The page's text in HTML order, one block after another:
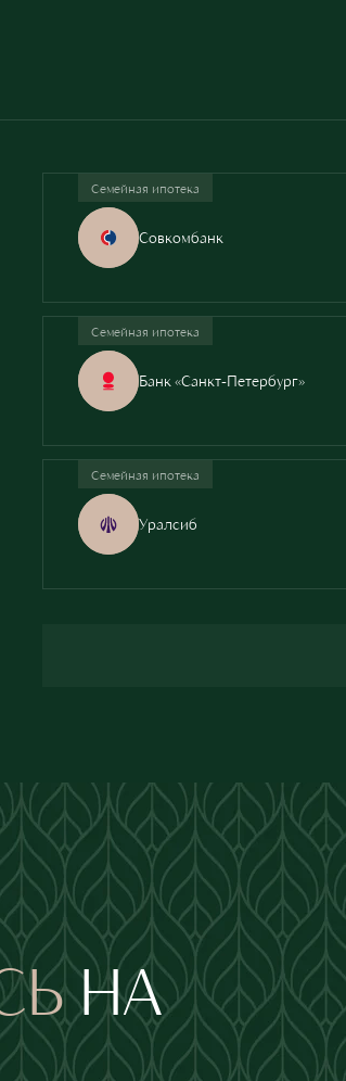
Совкомбанк
Семейная ипотека
Банк «Санкт-Петербург»
Семейная ипотека
Уралсиб
Семейная ипотека
НА